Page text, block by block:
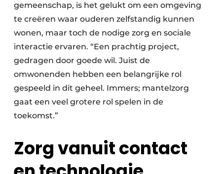
gemeenschap, is het gelukt om een omgeving
te creëren waar ouderen zelfstandig kunnen
wonen, maar toch de nodige zorg en sociale
interactie ervaren. “Een prachtig project,
gedragen door goede wil. Juist de
omwonenden hebben een belangrijke rol
gespeeld in dit geheel. Immers; mantelzorg
gaat een veel grotere rol spelen in de
toekomst.”
Zorg vanuit contact